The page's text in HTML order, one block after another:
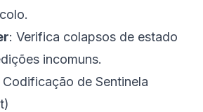
: Verifica colapsos de estado
incomuns.
de Sentinela